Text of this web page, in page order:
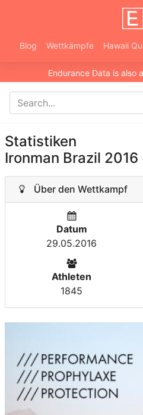
Blog Wettkämpfe Hawaii
Endurance Data is also
Statistiken
Ironman Brazil 2016
Über den Wettkampf
Datum
29.05.2016
Athleten
1845